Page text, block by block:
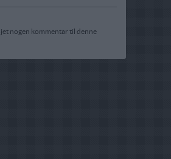
nogen kommentar til denne